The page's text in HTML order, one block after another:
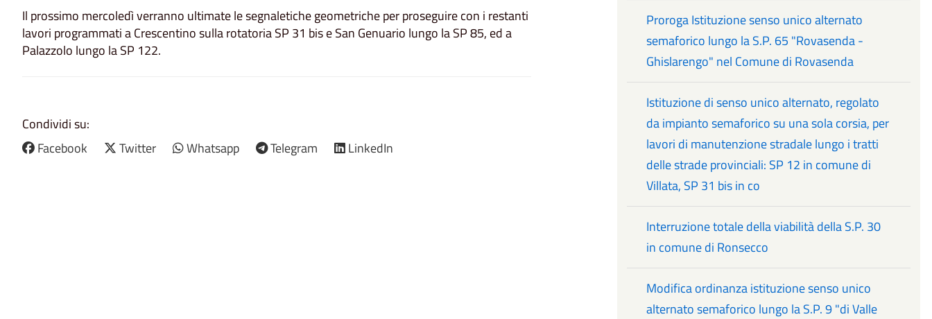
Il prossimo mercoledì verranno ultimate le segnaletiche geometriche per proseguire con i restanti
lavori programmati a Crescentino sulla rotatoria SP 31 bis e San Genuario lungo la SP 85, ed a
Palazzolo lungo la SP 122.
Condividi su:
Facebook
Twitter Whatsapp Telegram LinkedIn
Proroga Istituzione senso unico alternato
semaforico lungo la S.P. 65 "Rovasenda -
Ghislarengo" nel Comune di Rovasenda
Istituzione di senso unico alternato, regolato
da impianto semaforico su una sola corsia, per
lavori di manutenzione stradale lungo i tratti
delle strade provinciali: SP 12 in comune di
Villata, SP 31 bis in co
Interruzione totale della viabilità della S.P. 30
in comune di Ronsecco
Modifica ordinanza istituzione senso unico
alternato semaforico lungo la S.P. 9 "di Valle